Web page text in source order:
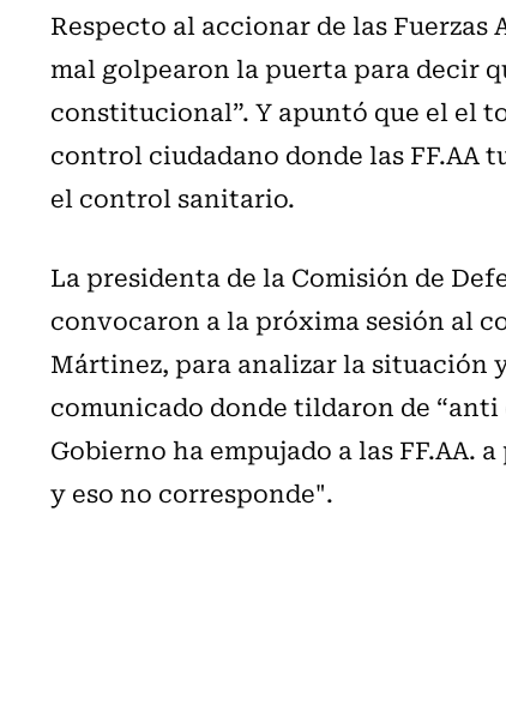
Respecto al accionar de las Fuerzas
mal golpearon la puerta para decir
constitucional”. Y apuntó que el el
control ciudadano donde las FF.AA
el control sanitario.
La presidenta de la Comisión de
convocaron a la próxima sesión al
Mártinez, para analizar la situación
comunicado donde tildaron de
Gobierno ha empujado a las
y eso no corresponde".